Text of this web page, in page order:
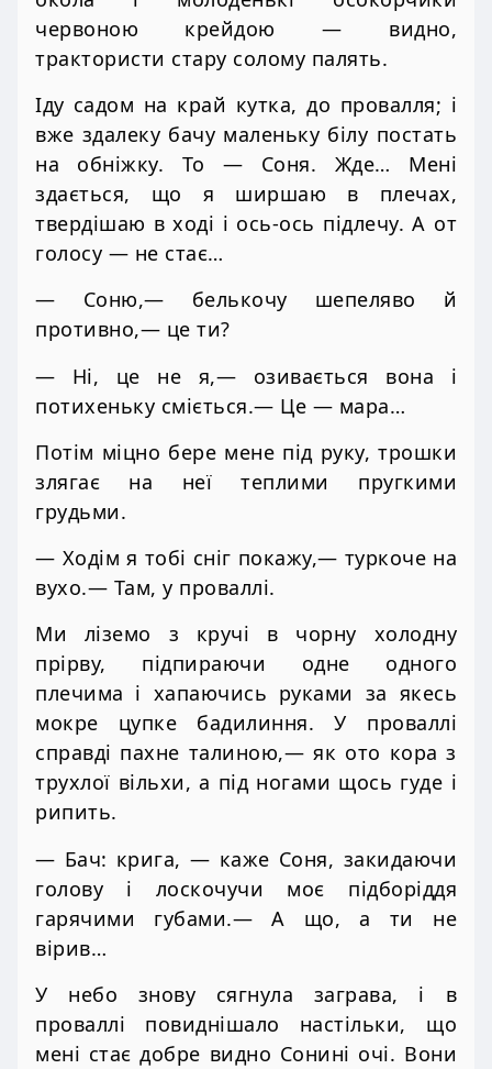
червоною крейдою — видно,
трактористи стару солому палять.
Іду садом на край кутка, до провалля; і
вже здалеку бачу маленьку білу постать
на обніжку. То — Соня. Жде… Мені
здається, що я ширшаю в плечах,
твердішаю в ході і ось-ось підлечу. А от
голосу — не стає…
— Соню,— белькочу шепеляво й
противно,— це ти?
— Ні, це не я,— озивається вона і
потихеньку сміється.— Це — мара…
Потім міцно бере мене під руку, трошки
злягає на неї теплими пругкими
грудьми.
— Ходім я тобі сніг покажу,— туркоче на
вухо.— Там, у проваллі.
Ми ліземо з кручі в чорну холодну
прірву, підпираючи одне одного
плечима і хапаючись руками за якесь
мокре цупке бадилиння. У проваллі
справді пахне талиною,— як ото кора з
трухлої вільхи, а під ногами щось гуде і
рипить.
— Бач: крига, — каже Соня, закидаючи
голову і лоскочучи моє підборіддя
гарячими губами.— А що, а ти не
вірив…
У небо знову сягнула заграва, і в
проваллі повиднішало настільки, що
мені стає добре видно Сонині очі. Вони